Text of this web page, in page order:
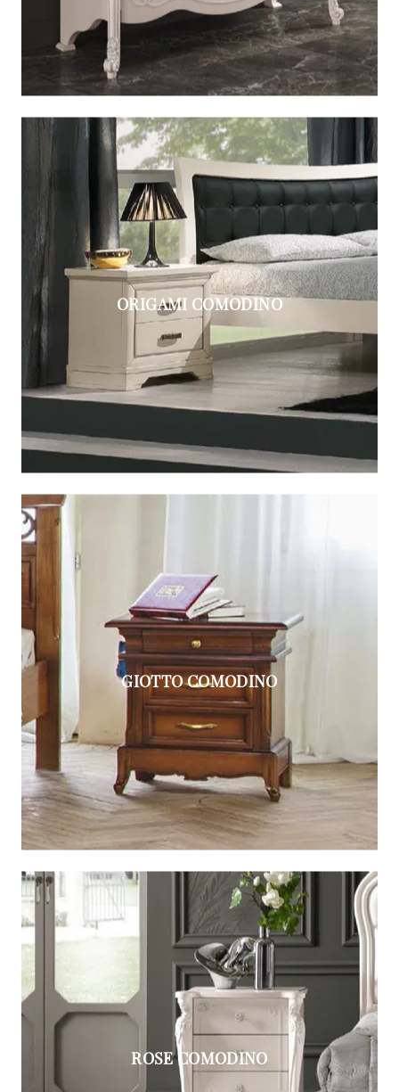
ORIGAMI COMODINO
GIOTTO COMODINO
ROSE COMODINO